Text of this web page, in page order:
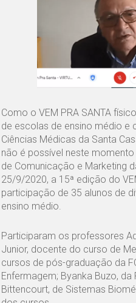
Como o VEM PRA SANTA
de escolas de ensino médio e
Ciências Médicas da Santa
não é possível neste
de Comunicação e Marketing
25/9/2020, a 15ª edição do
participação de 35 alunos de
ensino médio.
Participaram os professores
Junior, docente do curso de
cursos de pós-graduação da
Enfermagem; Byanka Buzo,
Bittencourt, de Sistemas